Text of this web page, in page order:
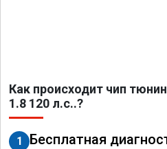
Как происходит чип
1.8 120 л.с..?
1 Бесплатная